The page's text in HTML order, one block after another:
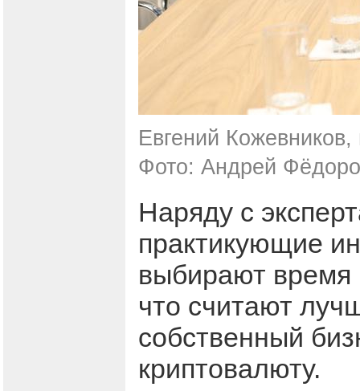
Евгений
Фото: Андрей
Наряду с
практикующие
выбирают время
что считают
собственный
криптовалюту.